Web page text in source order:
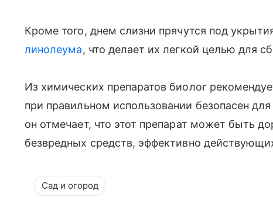
Кроме того, днем слизни прячутся под
линолеума, что делает их легкой целью для
Из химических препаратов биолог
при правильном использовании безопасен
он отмечает, что этот препарат может быть
безвредных средств, эффективно
Сад и огород